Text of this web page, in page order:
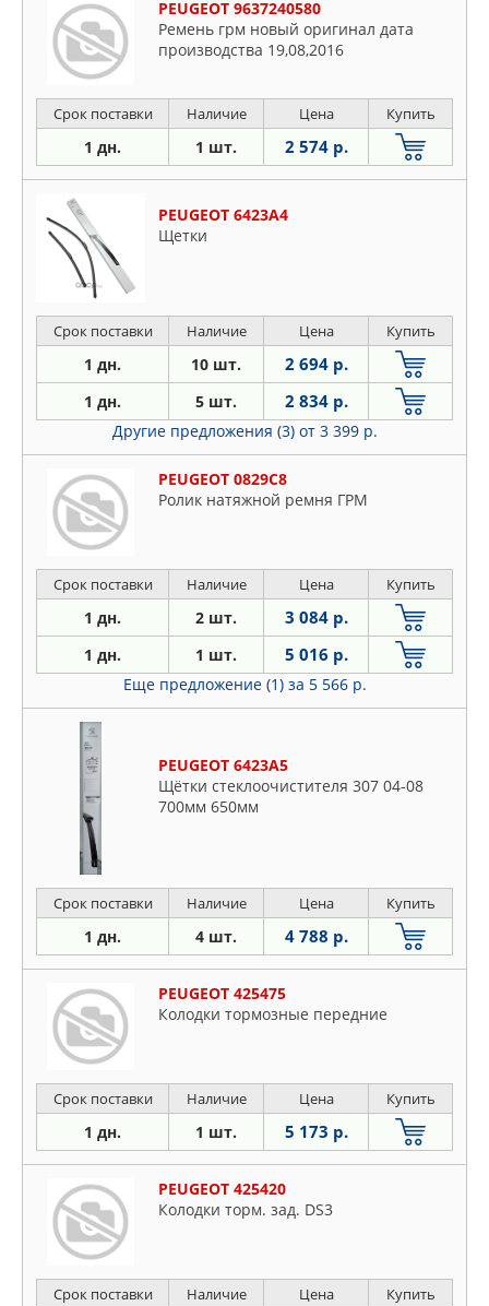
PEUGEOT 9637240580
Ремень грм новый оригинал дата
производства 19,08,2016
Срок поставки Наличие Цена Купить
1 дн. 1 шт. 2 574 р.
PEUGEOT 6423A4
Щетки
Срок поставки Наличие Цена Купить
1 дн. 10 шт. 2 694 р.
1 дн. 5 шт. 2 834 р.
Другие предложения (3) от 3 399 р.
PEUGEOT 0829C8
Ролик натяжной ремня ГРМ
Срок поставки Наличие Цена Купить
1 дн. 2 шт. 3 084 р.
1 дн. 1 шт. 5 016 р.
Еще предложение (1) за 5 566 р.
PEUGEOT 6423A5
Щётки стеклоочистителя 307 04-08
700мм 650мм
Срок поставки Наличие Цена Купить
1 дн. 4 шт. 4 788 р.
PEUGEOT 425475
Колодки тормозные передние
Срок поставки Наличие Цена Купить
1 дн. 1 шт. 5 173 р.
PEUGEOT 425420
Колодки торм. зад. DS3
Срок поставки Наличие Цена Купить